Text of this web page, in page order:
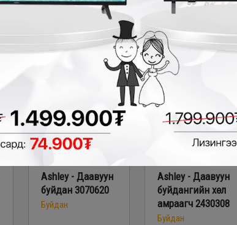
- 1,115,280₮
Ashley - Даавуун
буйдан 3070620
Буйдан
- 419,300₮
Ashley - Даавуун
буйдангийн хөл
амраагч 2430308
Буйдан